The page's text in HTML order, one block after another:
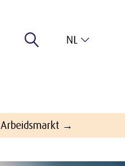
NL
Arbeidsmarkt →